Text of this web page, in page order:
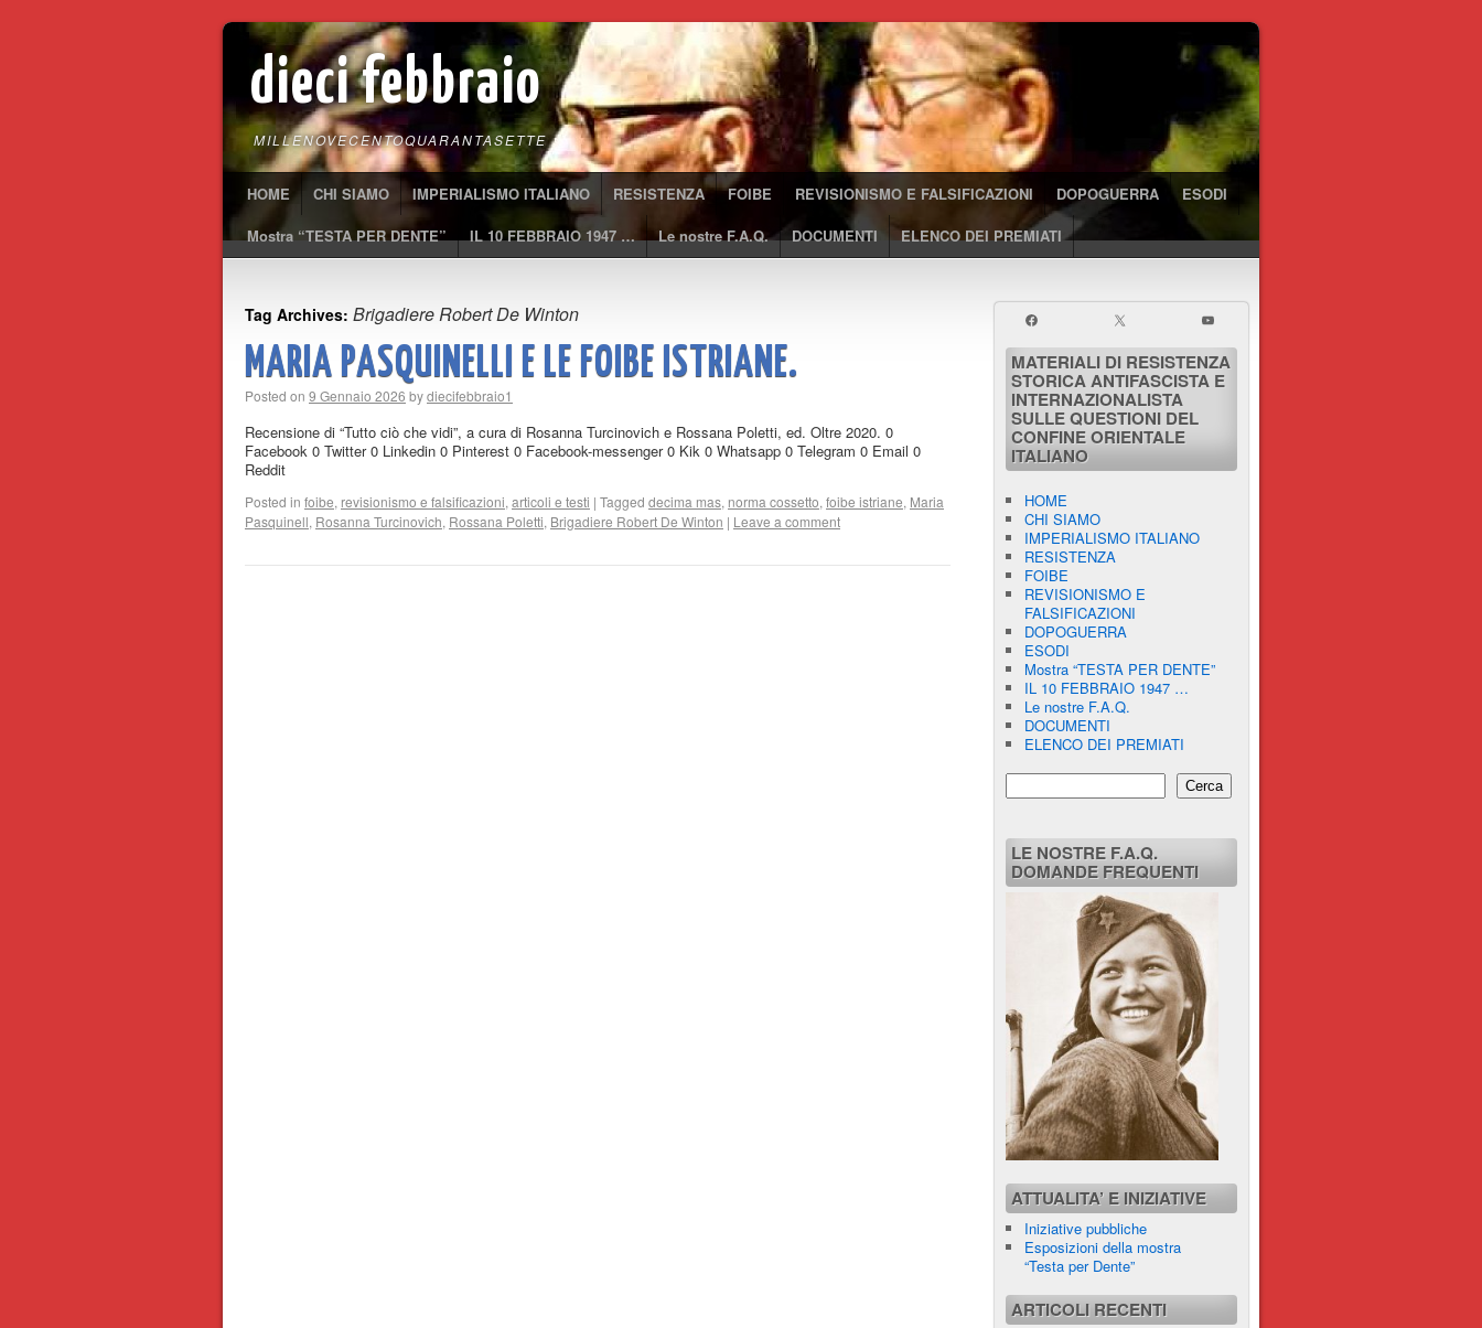
dieci febbraio
MILLENOVECENTOQUARANTASETTE
HOME CHI SIAMO IMPERIALISMO ITALIANO RESISTENZA FOIBE REVISIONISMO E FALSIFICAZIONI DOPOGUERRA
ESODI
Mostra “TESTA PER DENTE”
IL 10 FEBBRAIO 1947 … Le nostre F.A.Q. DOCUMENTI ELENCO DEI PREMIATI
Tag Archives: Brigadiere Robert De Winton
MARIA PASQUINELLI E LE FOIBE ISTRIANE.
Posted on 9 Gennaio 2026 bydiecifebbraio1
Recensione di “Tutto ciò che vidi”, a cura di Rosanna Turcinovich e Rossana Poletti, ed. Oltre 2020. 0
Facebook 0 Twitter 0 Linkedin 0 Pinterest 0 Facebook-messenger 0 Kik 0 Whatsapp 0 Telegram 0 Email 0
Reddit
Posted in foibe, revisionismo e falsificazioni, articoli e testi | Tagged decima mas, norma cossetto, foibe istriane, Maria
Pasquinell, Rosanna Turcinovich, Rossana Poletti, Brigadiere Robert De Winton | Leave a comment
MATERIALI DI RESISTENZA
STORICA ANTIFASCISTA E
INTERNAZIONALISTA
SULLE QUESTIONI DEL
CONFINE ORIENTALE
ITALIANO
HOME
CHI SIAMO
IMPERIALISMO ITALIANO
RESISTENZA
FOIBE
REVISIONISMO E
FALSIFICAZIONI
DOPOGUERRA
ESODI
Mostra “TESTA PER DENTE”
IL 10 FEBBRAIO 1947 …
Le nostre F.A.Q.
DOCUMENTI
ELENCO DEI PREMIATI
Cerca
LE NOSTRE F.A.Q.
DOMANDE FREQUENTI
ATTUALITA’ E INIZIATIVE
Iniziative pubbliche
Esposizioni della mostra
“Testa per Dente”
ARTICOLI RECENTI